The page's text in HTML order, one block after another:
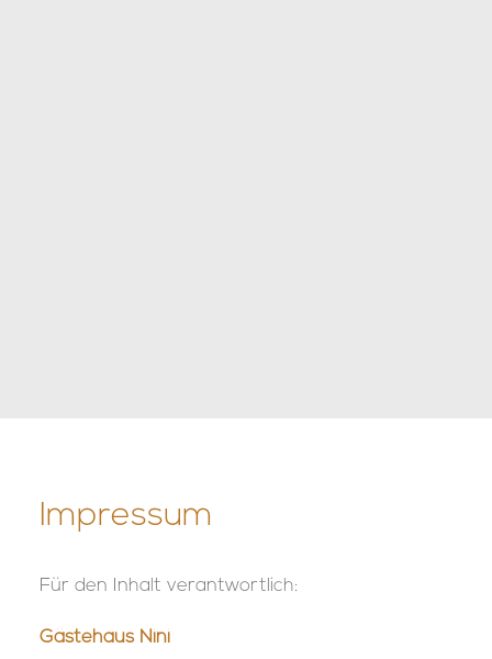
Impressum
Für den Inhalt verantwortlich:
Gästehaus Nini